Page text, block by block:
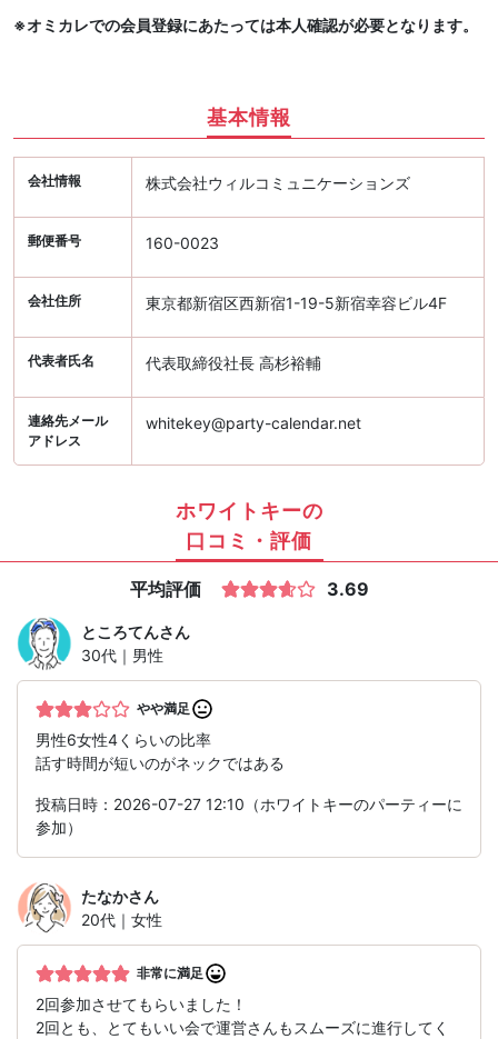
※オミカレでの会員登録にあたっては本人確認が必要となります。
基本情報
会社情報 株式会社ウィルコミュニケーションズ
郵便番号 160-0023
会社住所 東京都新宿区西新宿1-19-5新宿幸容ビル4F
代表者氏名 代表取締役社長 高杉裕輔
連絡先メール
アドレス
whitekey@party-calendar.net
ホワイトキーの
口コミ・評価
平均評価 3.69
ところてんさん
30代｜男性
やや満足
男性6女性4くらいの比率
話す時間が短いのがネックではある
投稿日時：2026-07-27 12:10（ホワイトキーのパーティーに
参加）
たなかさん
20代｜女性
非常に満足
2回参加させてもらいました！
2回とも、とてもいい会で運営さんもスムーズに進行してく